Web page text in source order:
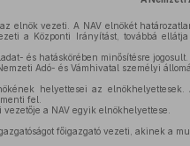
elnök vezeti. A NAV elnökét
a Központi Irányítást, továbbá
és hatáskörében minősítésre jogosult.
Adó- és Vámhivatal személyi
helyettesei az
fel.
vezetője a NAV egyik elnökhelyettese.
főigazgató vezeti, akinek a